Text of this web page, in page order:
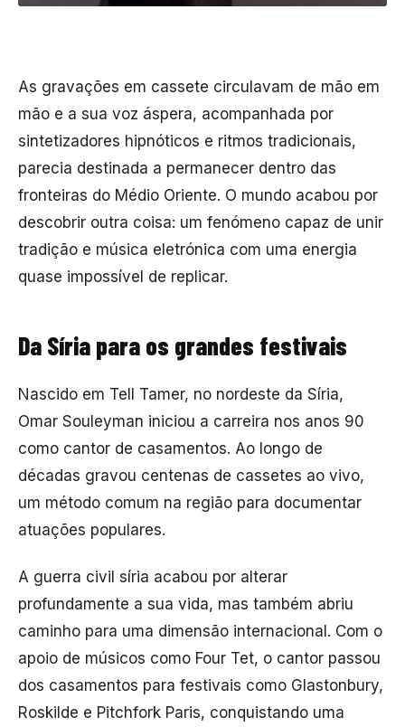
As gravações em cassete circulavam de mão em
mão e a sua voz áspera, acompanhada por
sintetizadores hipnóticos e ritmos tradicionais,
parecia destinada a permanecer dentro das
fronteiras do Médio Oriente. O mundo acabou por
descobrir outra coisa: um fenómeno capaz de unir
tradição e música eletrónica com uma energia
quase impossível de replicar.
Da Síria para os grandes festivais
Nascido em Tell Tamer, no nordeste da Síria,
Omar Souleyman iniciou a carreira nos anos 90
como cantor de casamentos. Ao longo de
décadas gravou centenas de cassetes ao vivo,
um método comum na região para documentar
atuações populares.
A guerra civil síria acabou por alterar
profundamente a sua vida, mas também abriu
caminho para uma dimensão internacional. Com o
apoio de músicos como Four Tet, o cantor passou
dos casamentos para festivais como Glastonbury,
Roskilde e Pitchfork Paris, conquistando uma